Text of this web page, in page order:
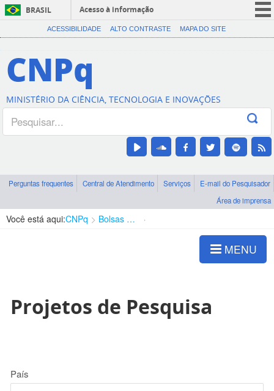
BRASIL
Acesso à informação
CORONAVÍRUS (COVID-19)
Canais
ACESSIBILIDADE ALTO CONTRASTE MAPA DO SITE
CNPq
MINISTÉRIO DA CIÊNCIA, TECNOLOGIA E INOVAÇÕES
Perguntas frequentes Central de Atendimento Serviços
E-mail do Pesquisador
Área de imprensa
Você está aqui:CNPq Bolsas e Auxílios Vigentes
MENU
Projetos de Pesquisa
País